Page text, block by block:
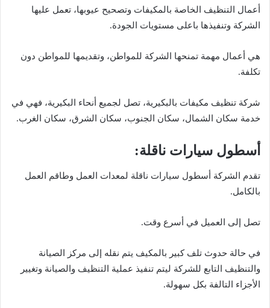
أعمال التنظيف الخاصة بالمكيفات وتصحيح عيوبها، تعمل عليها
الشركة وتنفيذها باعلى مستويات الجودة.
هي أعمال مهمة تمنحها الشركة للمواطن، وتقديمها للمواطن دون
تكلفة.
شركة تنظيف مكيفات بالبكيرية، تصل لجميع أنحاء البكيرية، فهي في
خدمة سكان الشمال، سكان الجنوب، سكان الشرق، سكان الغرب.
أسطول سيارات ناقلة:
تقدم الشركة أسطول سيارات ناقلة لمعدات العمل وطاقم العمل
بالكامل.
تصل إلى العميل في أسرع وقت.
في حالة حدوث تلف كبير بالمكيف يتم نقله إلى مركز الصيانة
والتنظيف التابع للشركة ليتم تنفيذ عملية التنظيف والصيانة وتغيير
الأجزاء التالفة بكل سهولة.